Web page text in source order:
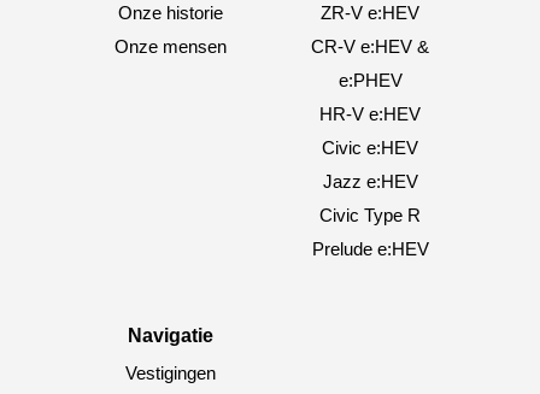
Onze historie
Onze mensen
ZR-V e:HEV
CR-V e:HEV &
e:PHEV
HR-V e:HEV
Civic e:HEV
Jazz e:HEV
Civic Type R
Prelude e:HEV
Navigatie
Vestigingen